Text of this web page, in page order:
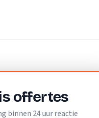
offertes
binnen 24 uur reactie